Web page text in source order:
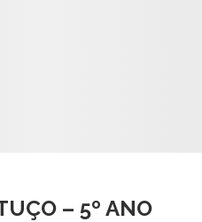
– 5º ANO